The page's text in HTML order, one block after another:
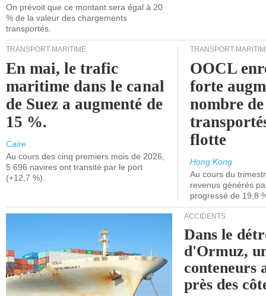
On prévoit que ce montant sera égal à 20
% de la valeur des chargements
transportés.
TRANSPORT MARITIME
En mai, le trafic
maritime dans le canal
de Suez a augmenté de
15 %.
Caire
Au cours des cinq premiers mois de 2026,
5 696 navires ont transité par le port
(+12,7 %).
TRANSPORT
OOCL
forte
nombre
flotte
Hong Kong
Au cours du
revenus générés
progressé de 19,8
ACCIDENTS
Dans le
d'Ormuz,
conteneurs
près des